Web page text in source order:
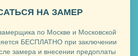
Хочу такую
НА ЗАМЕР
по Москве и Московской
БЕСПЛАТНО при заключении
замера и внесении предоплаты